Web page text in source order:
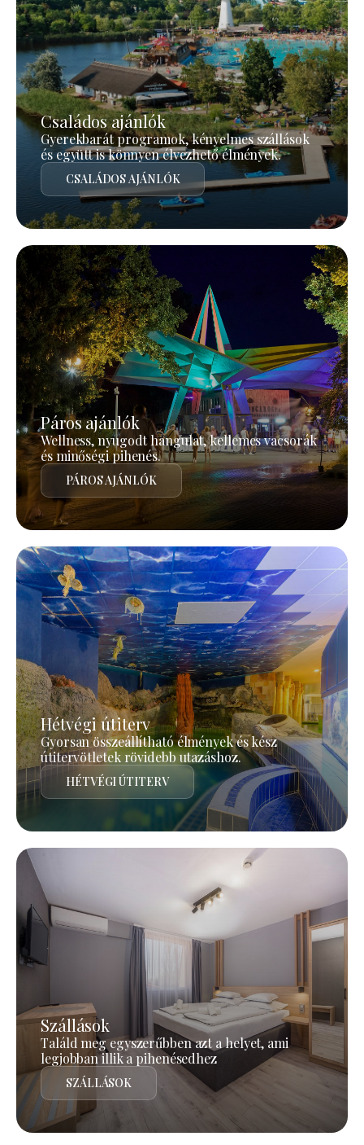
Családos ajánlók
Gyerekbarát programok, kényelmes szállások
és együtt is könnyen élvezhető élmények.
CSALÁDOS AJÁNLÓK
Páros ajánlók
Wellness, nyugodt hangulat, kellemes vacsorák
és minőségi pihenés.
PÁROS AJÁNLÓK
Hétvégi útiterv
Gyorsan összeállítható élmények és kész
útitervötletek rövidebb utazáshoz.
HÉTVÉGI ÚTITERV
Szállások
Találd meg egyszerűbben azt a helyet, ami
legjobban illik a pihenésedhez
SZÁLLÁSOK